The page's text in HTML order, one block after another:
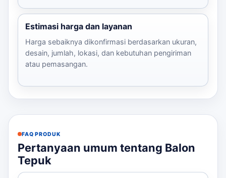
Estimasi harga dan layanan
Harga sebaiknya dikonfirmasi berdasarkan ukuran,
desain, jumlah, lokasi, dan kebutuhan pengiriman
atau pemasangan.
FAQ PRODUK
Pertanyaan umum tentang Balon
Tepuk